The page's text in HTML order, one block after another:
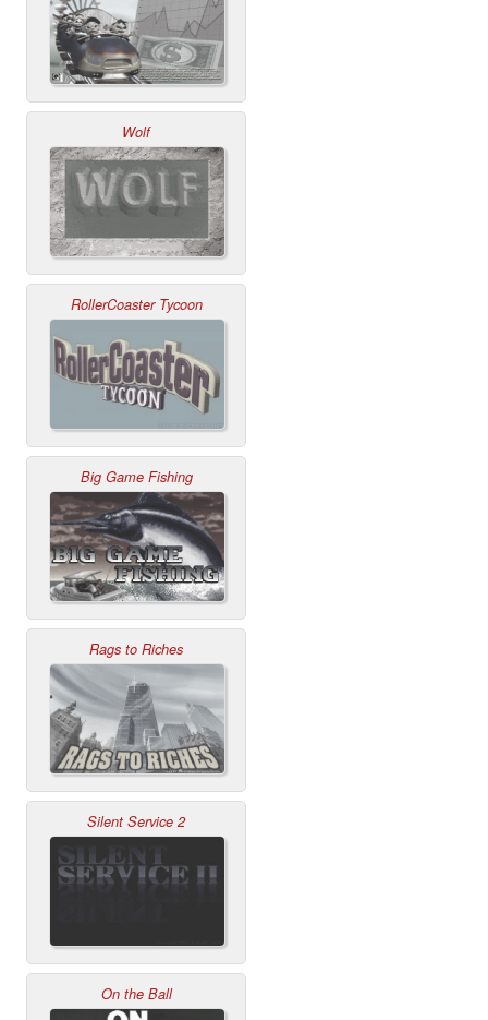
Wolf
RollerCoaster Tycoon
Big Game Fishing
Rags to Riches
Silent Service 2
On the Ball